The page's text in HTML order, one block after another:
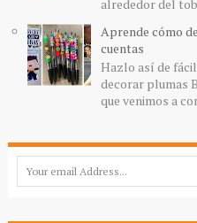
alrededor del
Aprende cómo
cuentas
Hazlo así de
decorar plumas
que venimos a